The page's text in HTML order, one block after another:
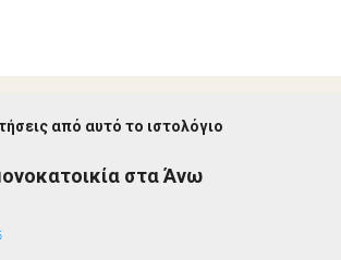
από αυτό το ιστολόγιο
στα Άνω